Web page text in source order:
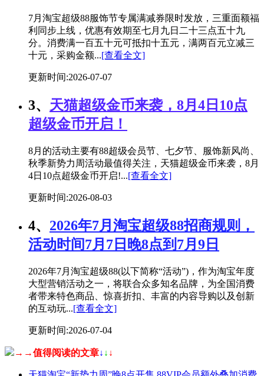
7月淘宝超级88服饰节专属满减券限时发放，三重面额福
利同步上线，优惠有效期至七月九日二十三点五十九
分。消费满一百五十元可抵扣十五元，满两百元立减三
十元，采购金额...[查看全文]
更新时间:2026-07-07
3、 天猫超级金币来袭，8月4日10点
超级金币开启！
8月的活动主要有88超级会员节、七夕节、服饰新风尚、
秋季新势力周活动最值得关注，天猫超级金币来袭，8月
4日10点超级金币开启!...[查看全文]
更新时间:2026-08-03
4、 2026年7月淘宝超级88招商规则，
活动时间7月7日晚8点到7月9日
2026年7月淘宝超级88(以下简称“活动”)，作为淘宝年度
大型营销活动之一，将联合众多知名品牌，为全国消费
者带来特色商品、惊喜折扣、丰富的内容导购以及创新
的互动玩...[查看全文]
更新时间:2026-07-04
→→值得阅读的文章↓ ↓ ↓